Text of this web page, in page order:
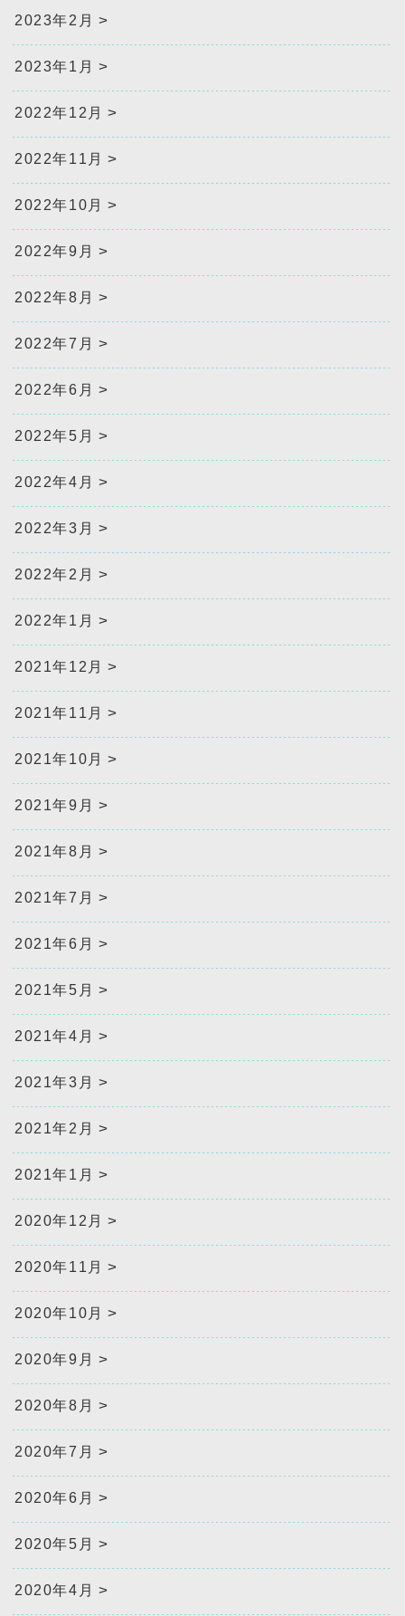
2023年2月
2023年1月
2022年12月
2022年11月
2022年10月
2022年9月
2022年8月
2022年7月
2022年6月
2022年5月
2022年4月
2022年3月
2022年2月
2022年1月
2021年12月
2021年11月
2021年10月
2021年9月
2021年8月
2021年7月
2021年6月
2021年5月
2021年4月
2021年3月
2021年2月
2021年1月
2020年12月
2020年11月
2020年10月
2020年9月
2020年8月
2020年7月
2020年6月
2020年5月
2020年4月